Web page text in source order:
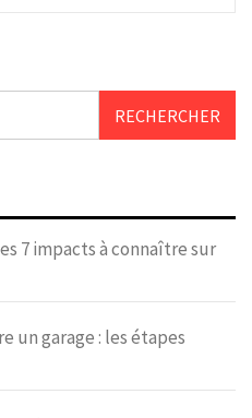
7 impacts à connaître sur
un garage : les étapes